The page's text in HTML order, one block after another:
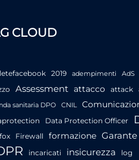
CLOUD
2019 adempimenti AdS
Assessment attacco attack
sanitaria DPO CNIL
Data Protection Officer
Firewall formazione Garante
incaricati insicurezza log